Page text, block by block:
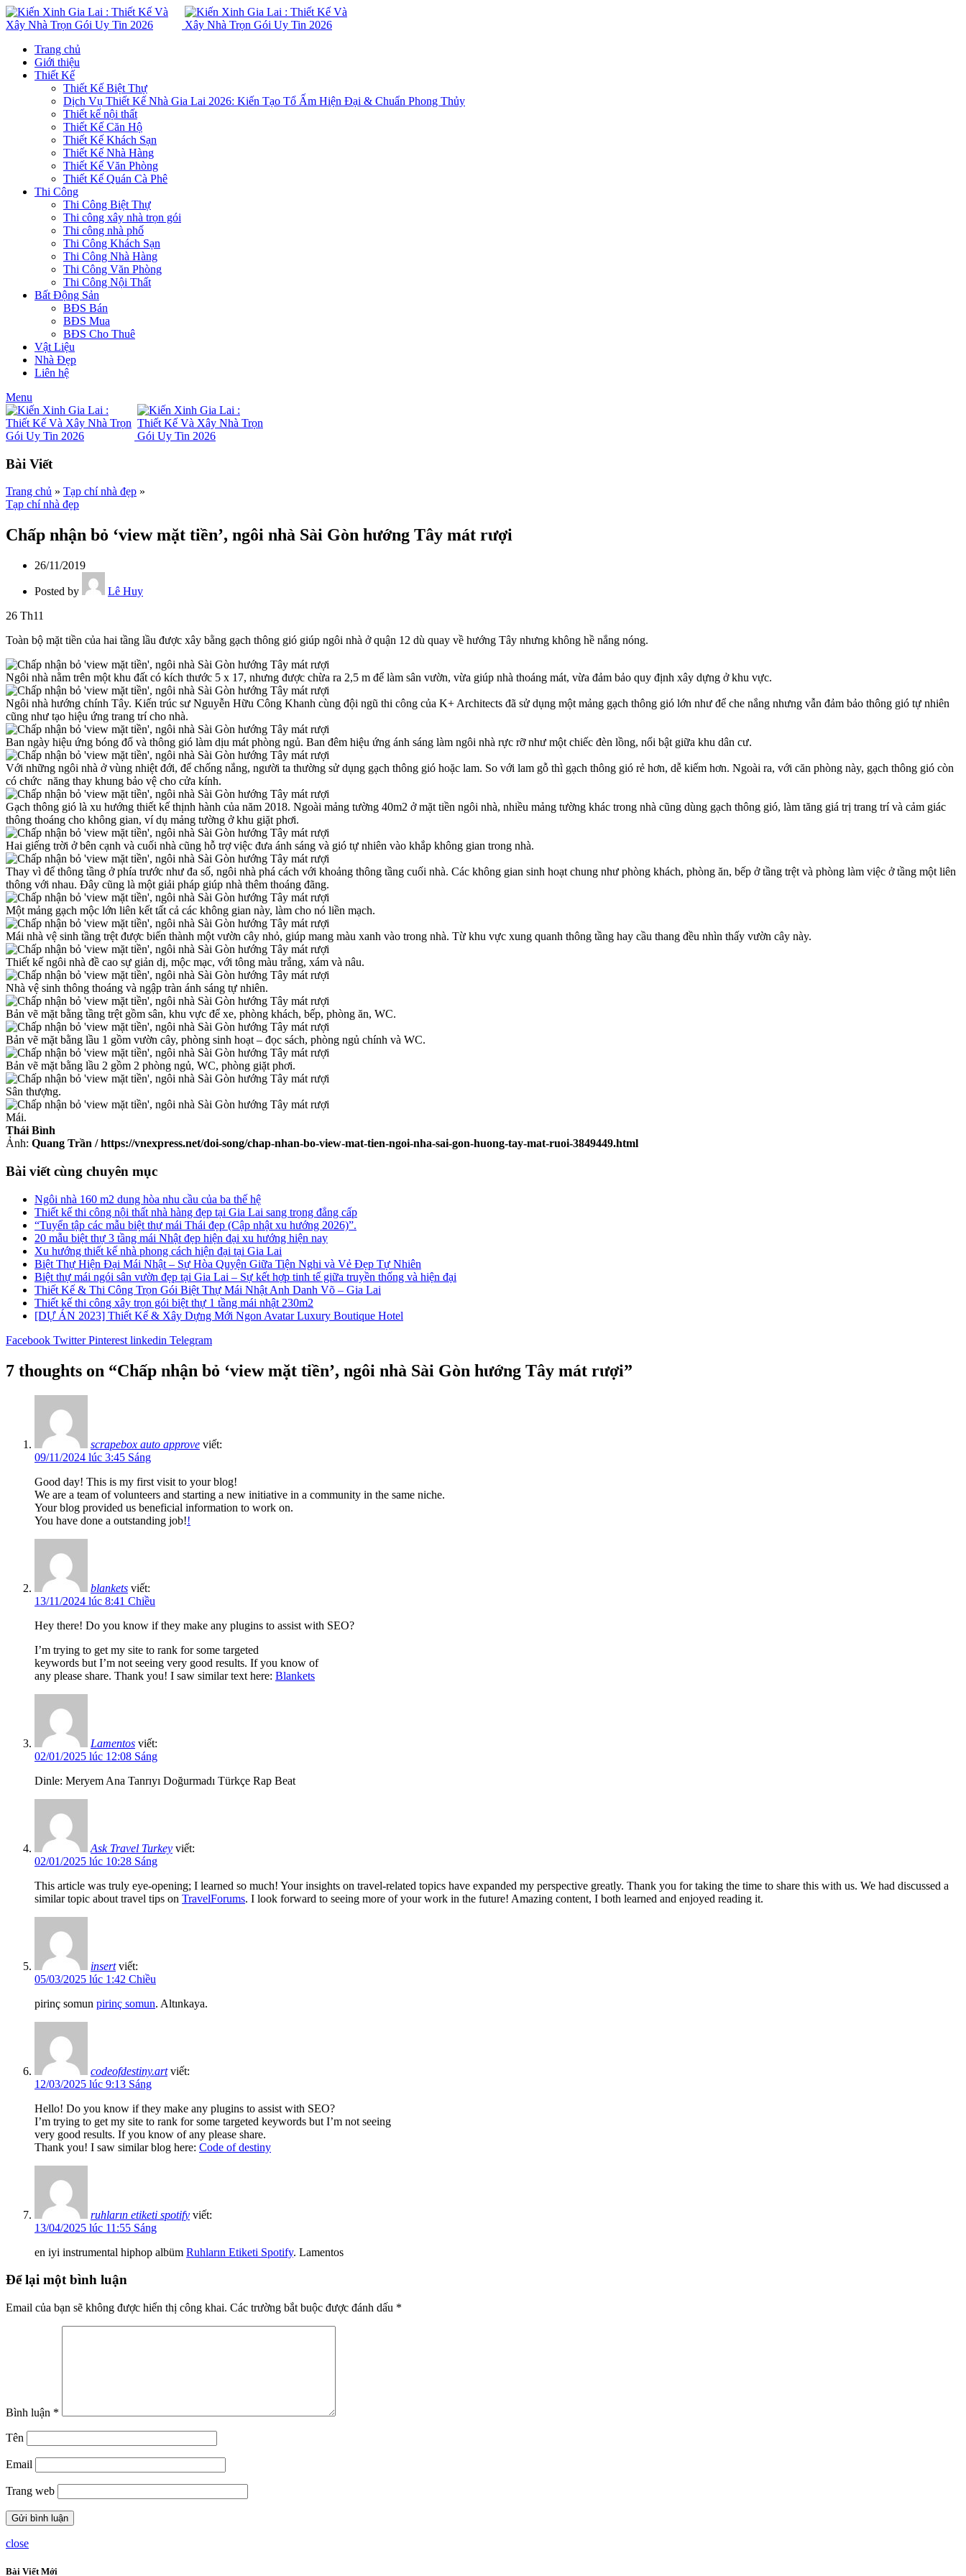
Trang chủ
Giới thiệu
Thiết Kế
Thiết Kế Biệt Thự
Dịch Vụ Thiết Kế Nhà Gia Lai 2026: Kiến Tạo Tổ Ấm Hiện Đại & Chuẩn Phong Thủy
Thiết kế nội thất
Thiết Kế Căn Hộ
Thiết Kế Khách Sạn
Thiết Kế Nhà Hàng
Thiết Kế Văn Phòng
Thiết Kế Quán Cà Phê
Thi Công
Thi Công Biệt Thự
Thi công xây nhà trọn gói
Thi công nhà phố
Thi Công Khách Sạn
Thi Công Nhà Hàng
Thi Công Văn Phòng
Thi Công Nội Thất
Bất Động Sản
BĐS Bán
BĐS Mua
BĐS Cho Thuê
Vật Liệu
Nhà Đẹp
Liên hệ
Menu
Bài Viết
Trang chủ » Tạp chí nhà đẹp »
Tạp chí nhà đẹp
Chấp nhận bỏ ‘view mặt tiền’, ngôi nhà Sài Gòn hướng Tây mát rượi
26/11/2019
Posted by
Lê Huy
26 Th11
Toàn bộ mặt tiền của hai tầng lầu được xây bằng gạch thông gió giúp ngôi nhà ở quận 12 dù quay về hướng Tây nhưng không hề nắng nóng.
Ngôi nhà nằm trên một khu đất có kích thước 5 x 17, nhưng được chừa ra 2,5 m để làm sân vườn, vừa giúp nhà thoáng mát, vừa đảm bảo quy định xây dựng ở khu vực.
Ngôi nhà hướng chính Tây. Kiến trúc sư Nguyễn Hữu Công Khanh cùng đội ngũ thi công của K+ Architects đã sử dụng một mảng gạch thông gió lớn như để che nắng nhưng vẫn đảm bảo thông gió tự nhiên
cũng như tạo hiệu ứng trang trí cho nhà.
Ban ngày hiệu ứng bóng đổ và thông gió làm dịu mát phòng ngủ. Ban đêm hiệu ứng ánh sáng làm ngôi nhà rực rỡ như một chiếc đèn lồng, nổi bật giữa khu dân cư.
Với những ngôi nhà ở vùng nhiệt đới, để chống nắng, người ta thường sử dụng gạch thông gió hoặc lam. So với lam gỗ thì gạch thông gió rẻ hơn, dễ kiếm hơn. Ngoài ra, với căn phòng này, gạch thông gió còn
có chức năng thay khung bảo vệ cho cửa kính.
Gạch thông gió là xu hướng thiết kế thịnh hành của năm 2018. Ngoài mảng tường 40m2 ở mặt tiền ngôi nhà, nhiều mảng tường khác trong nhà cũng dùng gạch thông gió, làm tăng giá trị trang trí và cảm giác
thông thoáng cho không gian, ví dụ mảng tường ở khu giặt phơi.
Hai giếng trời ở bên cạnh và cuối nhà cũng hỗ trợ việc đưa ánh sáng và gió tự nhiên vào khắp không gian trong nhà.
Thay vì để thông tầng ở phía trước như đa số, ngôi nhà phá cách với khoảng thông tầng cuối nhà. Các không gian sinh hoạt chung như phòng khách, phòng ăn, bếp ở tầng trệt và phòng làm việc ở tầng một liên
thông với nhau. Đây cũng là một giải pháp giúp nhà thêm thoáng đãng.
Một mảng gạch mộc lớn liên kết tất cả các không gian này, làm cho nó liền mạch.
Mái nhà vệ sinh tầng trệt được biến thành một vườn cây nhỏ, giúp mang màu xanh vào trong nhà. Từ khu vực xung quanh thông tầng hay cầu thang đều nhìn thấy vườn cây này.
Thiết kế ngôi nhà đề cao sự giản dị, mộc mạc, với tông màu trắng, xám và nâu.
Nhà vệ sinh thông thoáng và ngập tràn ánh sáng tự nhiên.
Bản vẽ mặt bằng tầng trệt gồm sân, khu vực để xe, phòng khách, bếp, phòng ăn, WC.
Bản vẽ mặt bằng lầu 1 gồm vườn cây, phòng sinh hoạt – đọc sách, phòng ngủ chính và WC.
Bản vẽ mặt bằng lầu 2 gồm 2 phòng ngủ, WC, phòng giặt phơi.
Sân thượng.
Mái.
Thái Bình
Ảnh: Quang Trần / https://vnexpress.net/doi-song/chap-nhan-bo-view-mat-tien-ngoi-nha-sai-gon-huong-tay-mat-ruoi-3849449.html
Bài viết cùng chuyên mục
Ngôi nhà 160 m2 dung hòa nhu cầu của ba thế hệ
Thiết kế thi công nội thất nhà hàng đẹp tại Gia Lai sang trọng đẳng cấp
“Tuyển tập các mẫu biệt thự mái Thái đẹp (Cập nhật xu hướng 2026)”.
20 mẫu biệt thự 3 tầng mái Nhật đẹp hiện đại xu hướng hiện nay
Xu hướng thiết kế nhà phong cách hiện đại tại Gia Lai
Biệt Thự Hiện Đại Mái Nhật – Sự Hòa Quyện Giữa Tiện Nghi và Vẻ Đẹp Tự Nhiên
Biệt thự mái ngói sân vườn đẹp tại Gia Lai – Sự kết hợp tinh tế giữa truyền thống và hiện đại
Thiết Kế & Thi Công Trọn Gói Biệt Thự Mái Nhật Anh Danh Võ – Gia Lai
Thiết kế thi công xây trọn gói biệt thự 1 tầng mái nhật 230m2
[DỰ ÁN 2023] Thiết Kế & Xây Dựng Mới Ngon Avatar Luxury Boutique Hotel
Facebook Twitter Pinterest linkedin Telegram
7 thoughts on “Chấp nhận bỏ ‘view mặt tiền’, ngôi nhà Sài Gòn hướng Tây mát rượi”
scrapebox auto approve viết:
09/11/2024 lúc 3:45 Sáng
Good day! This is my first visit to your blog!
We are a team of volunteers and starting a new initiative in a community in the same niche.
Your blog provided us beneficial information to work on.
You have done a outstanding job!!
blankets viết:
13/11/2024 lúc 8:41 Chiều
Hey there! Do you know if they make any plugins to assist with SEO?
I’m trying to get my site to rank for some targeted
keywords but I’m not seeing very good results. If you know of
any please share. Thank you! I saw similar text here: Blankets
Lamentos viết:
02/01/2025 lúc 12:08 Sáng
Dinle: Meryem Ana Tanrıyı Doğurmadı Türkçe Rap Beat
Ask Travel Turkey viết:
02/01/2025 lúc 10:28 Sáng
This article was truly eye-opening; I learned so much! Your insights on travel-related topics have expanded my perspective greatly. Thank you for taking the time to share this with us. We had discussed a
similar topic about travel tips on TravelForums. I look forward to seeing more of your work in the future! Amazing content, I both learned and enjoyed reading it.
insert viết:
05/03/2025 lúc 1:42 Chiều
pirinç somun pirinç somun. Altınkaya.
codeofdestiny.art viết:
12/03/2025 lúc 9:13 Sáng
Hello! Do you know if they make any plugins to assist with SEO?
I’m trying to get my site to rank for some targeted keywords but I’m not seeing
very good results. If you know of any please share.
Thank you! I saw similar blog here: Code of destiny
ruhların etiketi spotify viết:
13/04/2025 lúc 11:55 Sáng
en iyi instrumental hiphop albüm Ruhların Etiketi Spotify. Lamentos
Để lại một bình luận
Email của bạn sẽ không được hiển thị công khai. Các trường bắt buộc được đánh dấu *
Bình luận *
Tên
Email
Trang web
close
Bài Viết Mới